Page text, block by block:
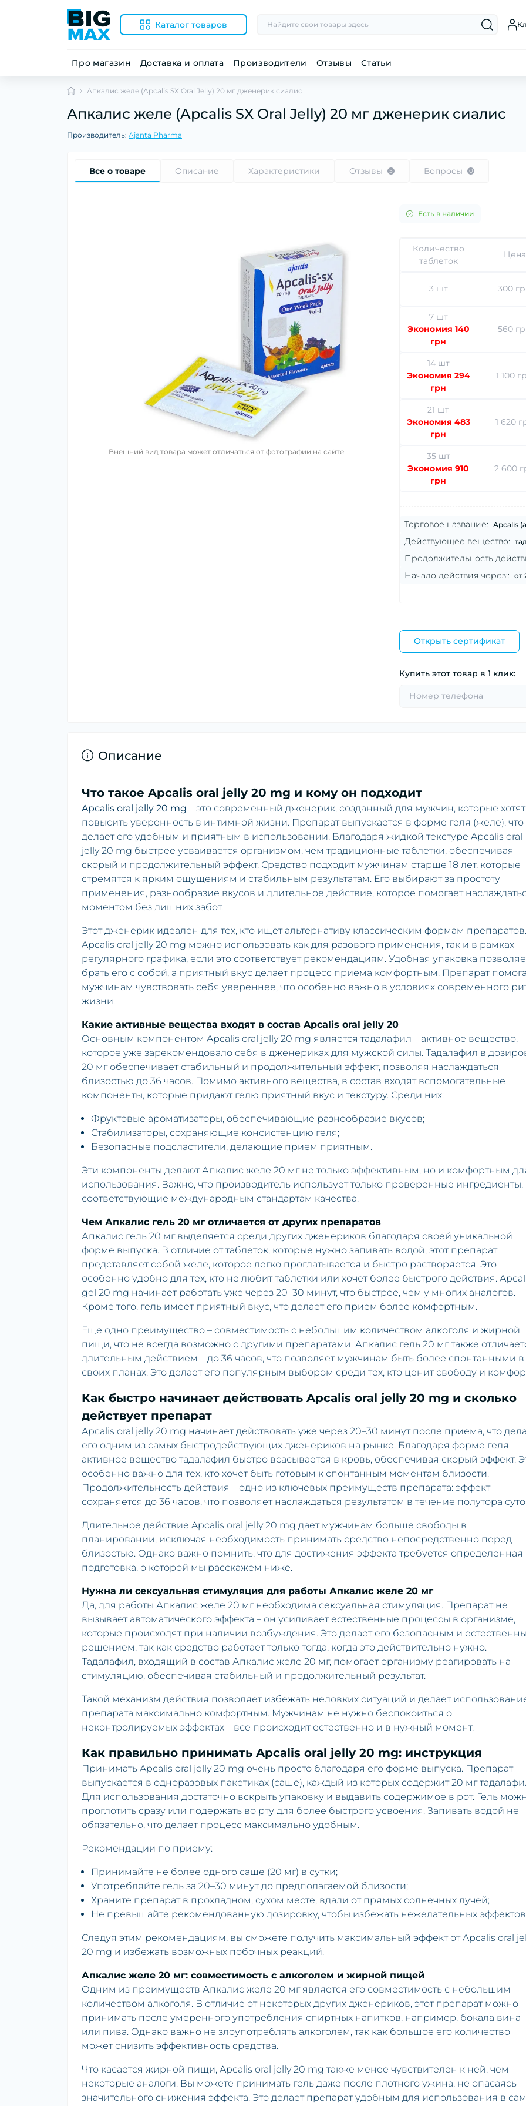
Каталог товаров
Про магазин Доставка и оплата Производители Отзывы Статьи
Апкалис желе (Apcalis SX Oral Jelly) 20 мг дженерик сиалис
Апкалис желе (Apcalis SX Oral Jelly) 20 мг дженерик сиалис
Производитель: Ajanta Pharma
Все о товаре Описание Характеристики Отзывы 5 Вопросы 0
Внешний вид товара может отличаться от фотографии на сайте
Есть в наличии
Количество
таблеток
Цена
3 шт 300
7 шт
Экономия 140
грн
560
14 шт
Экономия 294
грн
1 100
21 шт
Экономия 483
грн
1 620
35 шт
Экономия 910
грн
2 600
Торговое название: Apcalis
Действующее вещество:
Продолжительность
Начало действия через:: от
Открыть сертификат
Купить этот товар в 1 клик:
Описание
Что такое Apcalis oral jelly 20 mg и кому он подходит
Apcalis oral jelly 20 mg – это современный дженерик, созданный для мужчин, которые хотят
повысить уверенность в интимной жизни. Препарат выпускается в форме геля (желе), что
делает его удобным и приятным в использовании. Благодаря жидкой текстуре Apcalis oral
jelly 20 mg быстрее усваивается организмом, чем традиционные таблетки, обеспечивая
скорый и продолжительный эффект. Средство подходит мужчинам старше 18 лет, которые
стремятся к ярким ощущениям и стабильным результатам. Его выбирают за простоту
применения, разнообразие вкусов и длительное действие, которое помогает
моментом без лишних забот.
Этот дженерик идеален для тех, кто ищет альтернативу классическим формам препаратов.
Apcalis oral jelly 20 mg можно использовать как для разового применения, так и в рамках
регулярного графика, если это соответствует рекомендациям. Удобная упаковка
брать его с собой, а приятный вкус делает процесс приема комфортным. Препарат
мужчинам чувствовать себя увереннее, что особенно важно в условиях современного
жизни.
Какие активные вещества входят в состав Apcalis oral jelly 20
Основным компонентом Apcalis oral jelly 20 mg является тадалафил – активное вещество,
которое уже зарекомендовало себя в дженериках для мужской силы. Тадалафил в
20 мг обеспечивает стабильный и продолжительный эффект, позволяя наслаждаться
близостью до 36 часов. Помимо активного вещества, в состав входят вспомогательные
компоненты, которые придают гелю приятный вкус и текстуру. Среди них:
Фруктовые ароматизаторы, обеспечивающие разнообразие вкусов;
Стабилизаторы, сохраняющие консистенцию геля;
Безопасные подсластители, делающие прием приятным.
Эти компоненты делают Апкалис желе 20 мг не только эффективным, но и комфортным
использования. Важно, что производитель использует только проверенные ингредиенты,
соответствующие международным стандартам качества.
Чем Апкалис гель 20 мг отличается от других препаратов
Апкалис гель 20 мг выделяется среди других дженериков благодаря своей уникальной
форме выпуска. В отличие от таблеток, которые нужно запивать водой, этот препарат
представляет собой желе, которое легко проглатывается и быстро растворяется. Это
особенно удобно для тех, кто не любит таблетки или хочет более быстрого действия.
gel 20 mg начинает работать уже через 20–30 минут, что быстрее, чем у многих аналогов.
Кроме того, гель имеет приятный вкус, что делает его прием более комфортным.
Еще одно преимущество – совместимость с небольшим количеством алкоголя и жирной
пищи, что не всегда возможно с другими препаратами. Апкалис гель 20 мг также
длительным действием – до 36 часов, что позволяет мужчинам быть более спонтанными в
своих планах. Это делает его популярным выбором среди тех, кто ценит свободу и
Как быстро начинает действовать Apcalis oral jelly 20 mg и сколько
действует препарат
Apcalis oral jelly 20 mg начинает действовать уже через 20–30 минут после приема, что
его одним из самых быстродействующих дженериков на рынке. Благодаря форме геля
активное вещество тадалафил быстро всасывается в кровь, обеспечивая скорый эффект.
особенно важно для тех, кто хочет быть готовым к спонтанным моментам близости.
Продолжительность действия – одно из ключевых преимуществ препарата: эффект
сохраняется до 36 часов, что позволяет наслаждаться результатом в течение полутора
Длительное действие Apcalis oral jelly 20 mg дает мужчинам больше свободы в
планировании, исключая необходимость принимать средство непосредственно перед
близостью. Однако важно помнить, что для достижения эффекта требуется определенная
подготовка, о которой мы расскажем ниже.
Нужна ли сексуальная стимуляция для работы Апкалис желе 20 мг
Да, для работы Апкалис желе 20 мг необходима сексуальная стимуляция. Препарат не
вызывает автоматического эффекта – он усиливает естественные процессы в организме,
которые происходят при наличии возбуждения. Это делает его безопасным и
решением, так как средство работает только тогда, когда это действительно нужно.
Тадалафил, входящий в состав Апкалис желе 20 мг, помогает организму реагировать на
стимуляцию, обеспечивая стабильный и продолжительный результат.
Такой механизм действия позволяет избежать неловких ситуаций и делает
препарата максимально комфортным. Мужчинам не нужно беспокоиться о
неконтролируемых эффектах – все происходит естественно и в нужный момент.
Как правильно принимать Apcalis oral jelly 20 mg: инструкция
Принимать Apcalis oral jelly 20 mg очень просто благодаря его форме выпуска. Препарат
выпускается в одноразовых пакетиках (саше), каждый из которых содержит 20 мг
Для использования достаточно вскрыть упаковку и выдавить содержимое в рот. Гель
проглотить сразу или подержать во рту для более быстрого усвоения. Запивать водой не
обязательно, что делает процесс максимально удобным.
Рекомендации по приему:
Принимайте не более одного саше (20 мг) в сутки;
Употребляйте гель за 20–30 минут до предполагаемой близости;
Храните препарат в прохладном, сухом месте, вдали от прямых солнечных лучей;
Не превышайте рекомендованную дозировку, чтобы избежать нежелательных
Следуя этим рекомендациям, вы сможете получить максимальный эффект от Apcalis oral
20 mg и избежать возможных побочных реакций.
Апкалис желе 20 мг: совместимость с алкоголем и жирной пищей
Одним из преимуществ Апкалис желе 20 мг является его совместимость с небольшим
количеством алкоголя. В отличие от некоторых других дженериков, этот препарат можно
принимать после умеренного употребления спиртных напитков, например, бокала вина
или пива. Однако важно не злоупотреблять алкоголем, так как большое его количество
может снизить эффективность средства.
Что касается жирной пищи, Apcalis oral jelly 20 mg также менее чувствителен к ней, чем
некоторые аналоги. Вы можете принимать гель даже после плотного ужина, не опасаясь
значительного снижения эффекта. Это делает препарат удобным для использования в